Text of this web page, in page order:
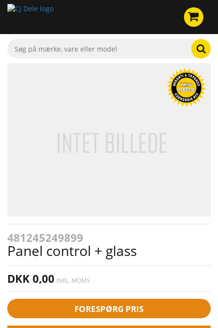
481245249899
Panel control + glass
DKK 0,00 INKL. MOMS
FORESPØRG PRIS